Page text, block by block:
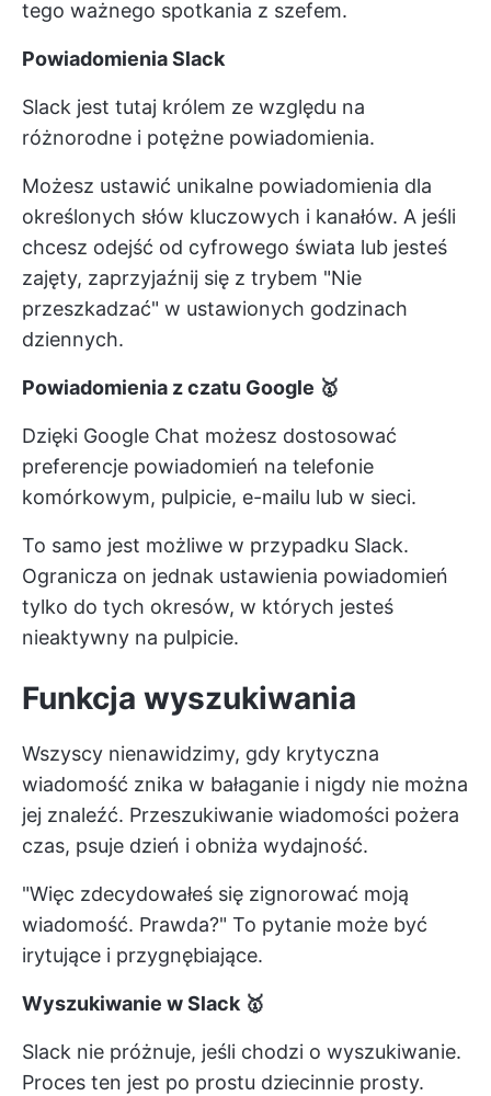
tego ważnego spotkania z szefem.
Powiadomienia Slack
Slack jest tutaj królem ze względu na
różnorodne i potężne powiadomienia.
Możesz ustawić unikalne powiadomienia dla
określonych słów kluczowych i kanałów. A jeśli
chcesz odejść od cyfrowego świata lub jesteś
zajęty, zaprzyjaźnij się z trybem "Nie
przeszkadzać" w ustawionych godzinach
dziennych.
Powiadomienia z czatu Google 🥇
Dzięki Google Chat możesz dostosować
preferencje powiadomień na telefonie
komórkowym, pulpicie, e-mailu lub w sieci.
To samo jest możliwe w przypadku Slack.
Ogranicza on jednak ustawienia powiadomień
tylko do tych okresów, w których jesteś
nieaktywny na pulpicie.
Funkcja wyszukiwania
Wszyscy nienawidzimy, gdy krytyczna
wiadomość znika w bałaganie i nigdy nie można
jej znaleźć. Przeszukiwanie wiadomości pożera
czas, psuje dzień i obniża wydajność.
"Więc zdecydowałeś się zignorować moją
wiadomość. Prawda?" To pytanie może być
irytujące i przygnębiające.
Wyszukiwanie w Slack 🥇
Slack nie próżnuje, jeśli chodzi o wyszukiwanie.
Proces ten jest po prostu dziecinnie prosty.